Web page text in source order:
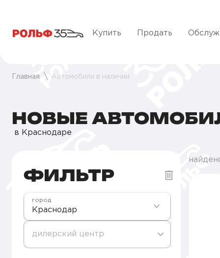
Купить Продать
Главная Автомобили в наличии
НОВЫЕ
в Краснодаре
ФИЛЬТР
Краснодар
город
дилерский центр